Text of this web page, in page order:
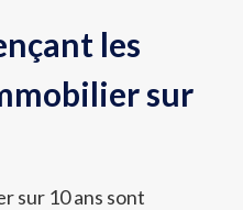
les
sur
sur 10 ans sont